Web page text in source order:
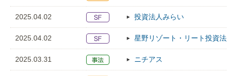
2025.04.02 投資法人みらい
2025.04.02 星野リゾート・リート投資
2025.03.31 ニチアス